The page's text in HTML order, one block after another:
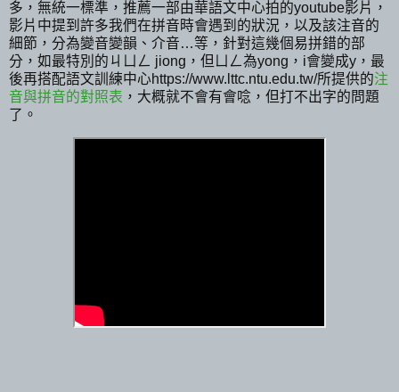
多，無統一標準，推薦一部由華語文中心拍的youtube影片，
影片中提到許多我們在拼音時會遇到的狀況，以及該注音的
細節，分為變音變韻、介音…等，針對這幾個易拼錯的部
分，如最特別的ㄐㄩㄥ jiong，但ㄩㄥ為yong，i會變成y，最
後再搭配語文訓練中心https://www.lttc.ntu.edu.tw/所提供的注
音與拼音的對照表 ，大概就不會有會唸，但打不出字的問題
了。